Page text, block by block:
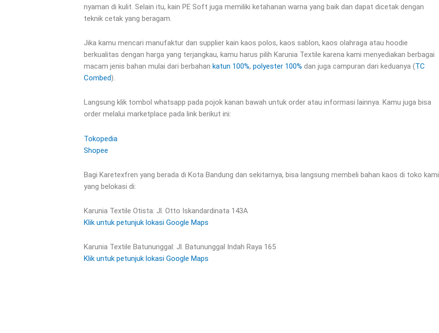
nyaman di kulit. Selain itu, kain PE Soft juga memiliki ketahanan warna yang baik dan dapat dicetak dengan
teknik cetak yang beragam.
Jika kamu mencari manufaktur dan supplier kain kaos polos, kaos sablon, kaos olahraga atau hoodie
berkualitas dengan harga yang terjangkau, kamu harus pilih Karunia Textile karena kami menyediakan berbagai
macam jenis bahan mulai dari berbahan katun 100%, polyester 100% dan juga campuran dari keduanya (TC
Combed).
Langsung klik tombol whatsapp pada pojok kanan bawah untuk order atau informasi lainnya. Kamu juga bisa
order melalui marketplace pada link berikut ini:
Tokopedia
Shopee
Bagi Karetexfren yang berada di Kota Bandung dan sekitarnya, bisa langsung membeli bahan kaos di toko kami
yang belokasi di:
Karunia Textile Otista: Jl. Otto Iskandardinata 143A
Klik untuk petunjuk lokasi Google Maps
Karunia Textile Batununggal: Jl. Batununggal Indah Raya 165
Klik untuk petunjuk lokasi Google Maps